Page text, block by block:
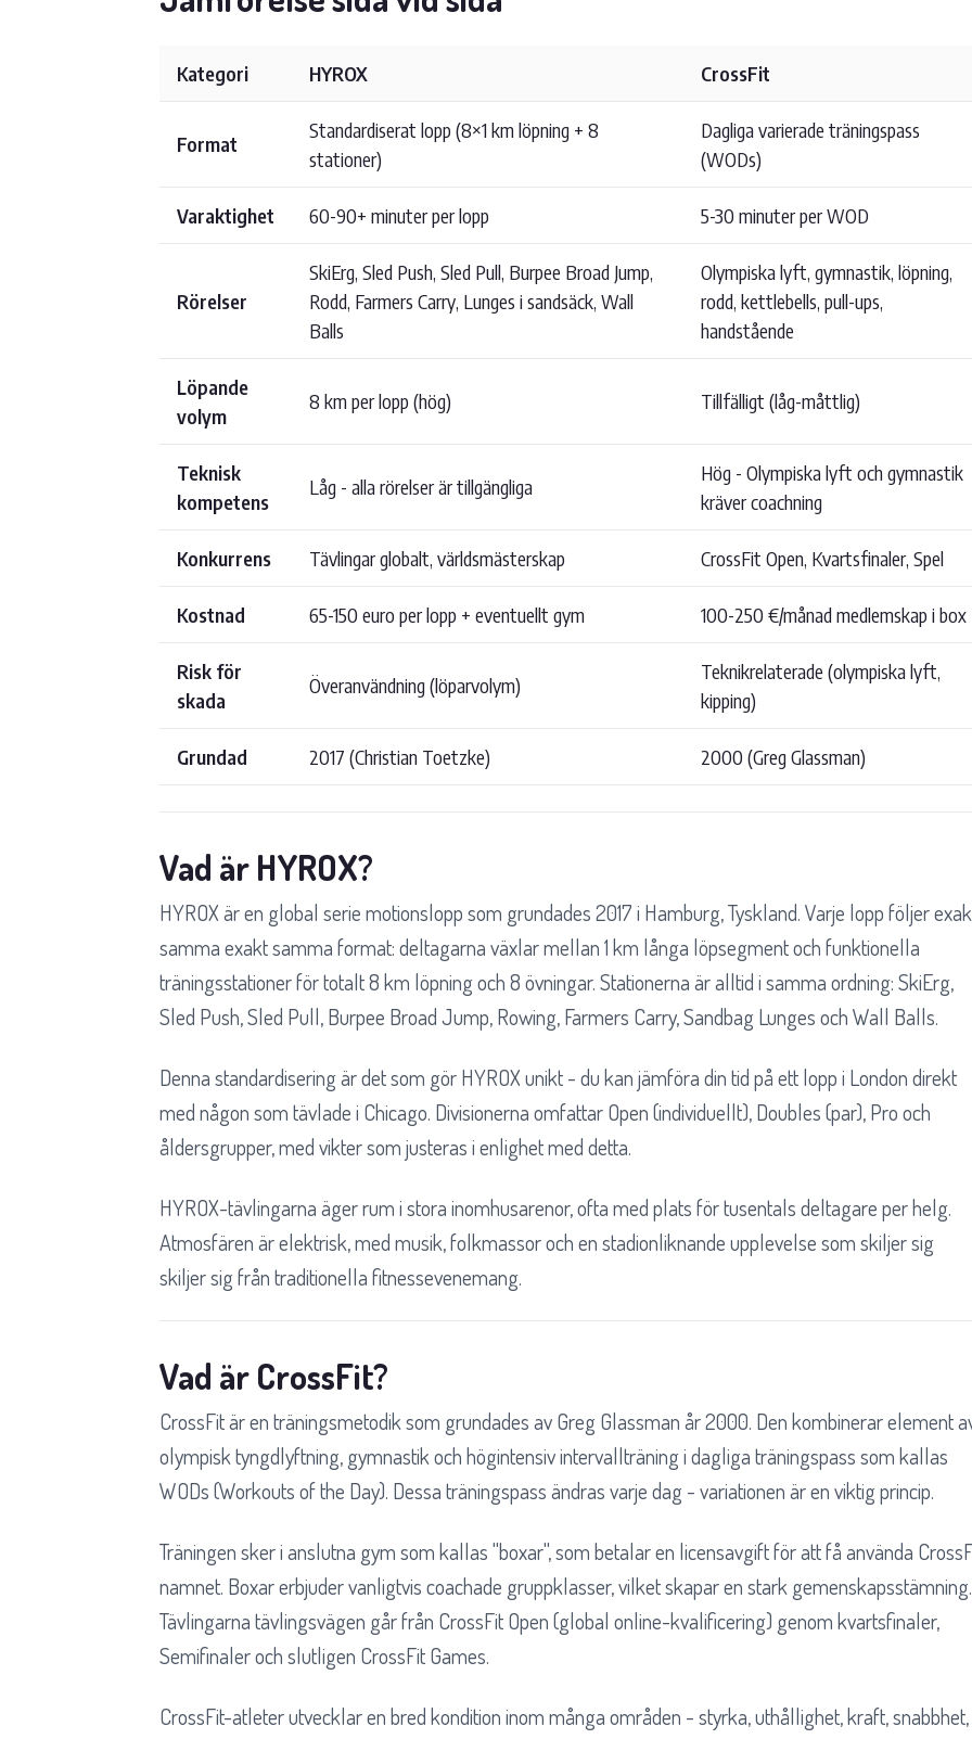
Kategori HYROX CrossFit
Format
Standardiserat lopp (8×1 km löpning + 8
stationer)
Dagliga varierade träningspass
(WODs)
Varaktighet 60-90+ minuter per lopp 5-30 minuter per WOD
Rörelser
SkiErg, Sled Push, Sled Pull, Burpee Broad Jump,
Rodd, Farmers Carry, Lunges i sandsäck, Wall
Balls
Olympiska lyft, gymnastik, löpning,
rodd, kettlebells, pull-ups,
handstående
Löpande
volym
8 km per lopp (hög) Tillfälligt (låg-måttlig)
Teknisk
kompetens
Låg - alla rörelser är tillgängliga
Hög - Olympiska lyft och gymnastik
kräver coachning
Konkurrens Tävlingar globalt, världsmästerskap CrossFit Open, Kvartsfinaler, Spel
Kostnad 65-150 euro per lopp + eventuellt gym 100-250 €/månad medlemskap i box
Risk för
skada
Överanvändning (löparvolym)
Teknikrelaterade (olympiska lyft,
kipping)
Grundad 2017 (Christian Toetzke) 2000 (Greg Glassman)
Vad är HYROX?
HYROX är en global serie motionslopp som grundades 2017 i Hamburg, Tyskland. Varje lopp följer
samma exakt samma format: deltagarna växlar mellan 1 km långa löpsegment och funktionella
träningsstationer för totalt 8 km löpning och 8 övningar. Stationerna är alltid i samma ordning: SkiErg,
Sled Push, Sled Pull, Burpee Broad Jump, Rowing, Farmers Carry, Sandbag Lunges och Wall Balls.
Denna standardisering är det som gör HYROX unikt - du kan jämföra din tid på ett lopp i London direkt
med någon som tävlade i Chicago. Divisionerna omfattar Open (individuellt), Doubles (par), Pro och
åldersgrupper, med vikter som justeras i enlighet med detta.
HYROX-tävlingarna äger rum i stora inomhusarenor, ofta med plats för tusentals deltagare per helg.
Atmosfären är elektrisk, med musik, folkmassor och en stadionliknande upplevelse som skiljer sig
skiljer sig från traditionella fitnessevenemang.
Vad är CrossFit?
CrossFit är en träningsmetodik som grundades av Greg Glassman år 2000. Den kombinerar element
olympisk tyngdlyftning, gymnastik och högintensiv intervallträning i dagliga träningspass som kallas
WODs (Workouts of the Day). Dessa träningspass ändras varje dag - variationen är en viktig princip.
Träningen sker i anslutna gym som kallas "boxar", som betalar en licensavgift för att få använda
namnet. Boxar erbjuder vanligtvis coachade gruppklasser, vilket skapar en stark gemenskapsstämning.
Tävlingarna tävlingsvägen går från CrossFit Open (global online-kvalificering) genom kvartsfinaler,
Semifinaler och slutligen CrossFit Games.
CrossFit-atleter utvecklar en bred kondition inom många områden - styrka, uthållighet, kraft, snabbhet,